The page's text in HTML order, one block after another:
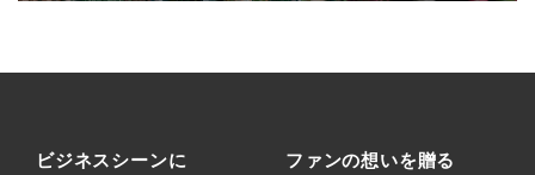
ビジネスシーンに
ファンの想いを贈る